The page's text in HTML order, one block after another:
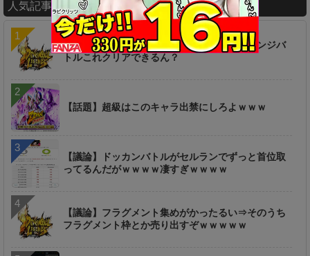
人気記事ランキング
【疑問】ずっと放置してたけどセルのチャレンジバ
トルこれクリアできるん？
【話題】超級はこのキャラ出禁にしろよｗｗｗ
【議論】ドッカンバトルがセルランでずっと首位取
ってるんだがｗｗｗｗ凄すぎｗｗｗｗ
【議論】フラグメント集めがかったるい⇒そのうち
フラグメント枠とか売り出すぞｗｗｗｗｗ